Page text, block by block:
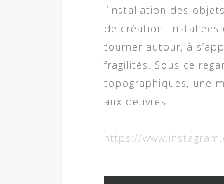
l’installation des
de création. Installées
tourner autour, à
fragilités. Sous ce
topographiques, une
aux oeuvres.
https://